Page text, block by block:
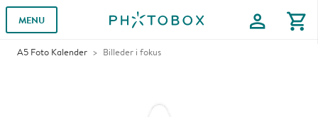
MENU profile shopping_cart
A5 Foto Kalender Billeder i fokus